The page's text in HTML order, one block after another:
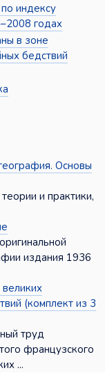
индексу
годах
в зоне
бедствий
Основы
и практики,
издания 1936
(комплект из 3
труд
французского
...